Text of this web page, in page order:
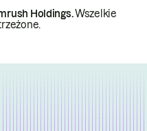
Holdings.Wszelkie